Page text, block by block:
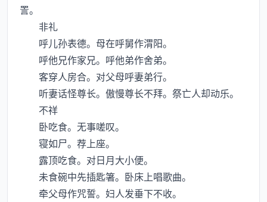
詈。
非礼
呼儿孙表德。母在呼舅作渭阳。
呼他兄作家兄。呼他弟作舍弟。
客穿人房合。对父母呼妻弟行。
听妻话怪尊长。傲慢尊长不拜。祭亡人却动乐。
不祥
卧吃食。无事嗟叹。
寝如尸。荐上座。
露顶吃食。对日月大小便。
未食碗中先插匙箸。卧床上唱歌曲。
牵父母作咒誓。妇人发垂下不收。